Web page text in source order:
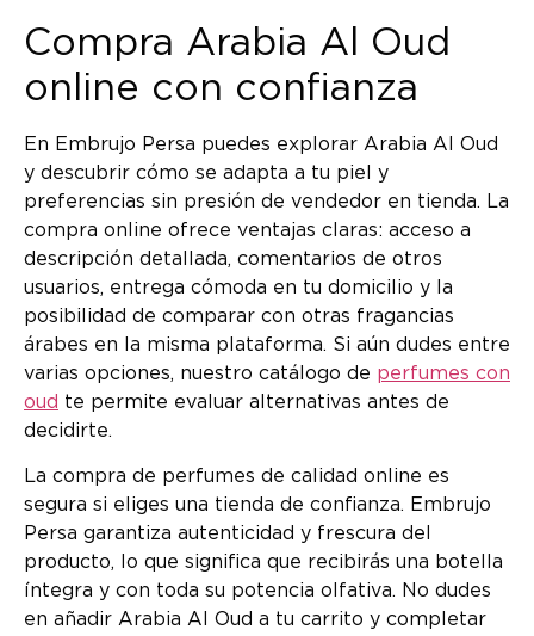
Compra Arabia Al Oud
online con confianza
En Embrujo Persa puedes explorar Arabia Al Oud
y descubrir cómo se adapta a tu piel y
preferencias sin presión de vendedor en tienda. La
compra online ofrece ventajas claras: acceso a
descripción detallada, comentarios de otros
usuarios, entrega cómoda en tu domicilio y la
posibilidad de comparar con otras fragancias
árabes en la misma plataforma. Si aún dudes entre
varias opciones, nuestro catálogo de perfumes con
oud te permite evaluar alternativas antes de
decidirte.
La compra de perfumes de calidad online es
segura si eliges una tienda de confianza. Embrujo
Persa garantiza autenticidad y frescura del
producto, lo que significa que recibirás una botella
íntegra y con toda su potencia olfativa. No dudes
en añadir Arabia Al Oud a tu carrito y completar